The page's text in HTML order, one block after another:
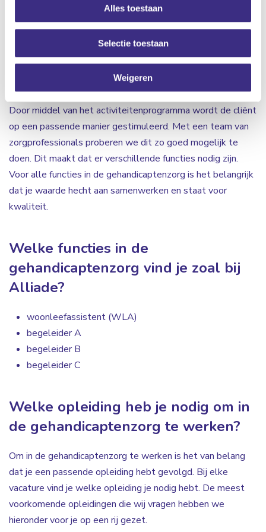
Alles toestaan
Selectie toestaan
Weigeren
cliënten kunnen ondersteunen en begeleiden zodat
moeilijke situaties omgebogen worden naar kansen. Ook
ondersteun je bij Algemene Dagelijkse Levensverrichtingen
(ADL). De cliënten worden hierbij gemotiveerd om veel
zelf te proberen. Verder is het ondersteunen bij de
vrijetijdsinvulling één van de taken in de gehandicaptenzorg.
Door middel van het activiteitenprogramma wordt de cliënt
op een passende manier gestimuleerd. Met een team van
zorgprofessionals proberen we dit zo goed mogelijk te
doen. Dit maakt dat er verschillende functies nodig zijn.
Voor alle functies in de gehandicaptenzorg is het belangrijk
dat je waarde hecht aan samenwerken en staat voor
kwaliteit.
Welke functies in de
gehandicaptenzorg vind je zoal bij
Alliade?
woonleefassistent (WLA)
begeleider A
begeleider B
begeleider C
Welke opleiding heb je nodig om in
de gehandicaptenzorg te werken?
Om in de gehandicaptenzorg te werken is het van belang
dat je een passende opleiding hebt gevolgd. Bij elke
vacature vind je welke opleiding je nodig hebt. De meest
voorkomende opleidingen die wij vragen hebben we
hieronder voor je op een rij gezet.